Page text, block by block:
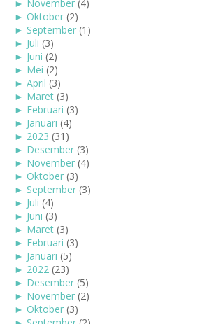
► November (4)
► Oktober (2)
► September (1)
► Juli (3)
► Juni (2)
► Mei (2)
► April (3)
► Maret (3)
► Februari (3)
► Januari (4)
► 2023 (31)
► Desember (3)
► November (4)
► Oktober (3)
► September (3)
► Juli (4)
► Juni (3)
► Maret (3)
► Februari (3)
► Januari (5)
► 2022 (23)
► Desember (5)
► November (2)
► Oktober (3)